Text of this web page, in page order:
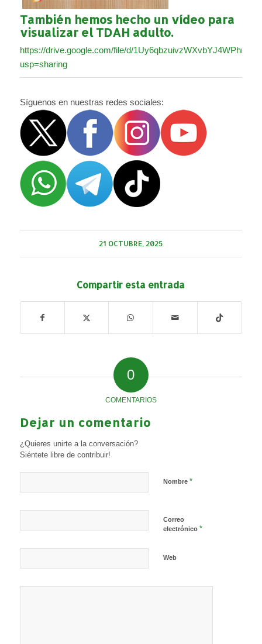
También hemos hecho un vídeo para
visualizar el TDAH adulto.
https://drive.google.com/file/d/
usp=sharing
Síguenos en nuestras redes sociales:
21 OCTUBRE, 2025
Compartir esta entrada
0
COMENTARIOS
Dejar un comentario
¿Quieres unirte a la conversación?
Siéntete libre de contribuir!
Nombre *
Correo
electrónico *
Web